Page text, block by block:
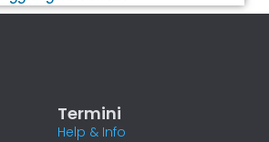
Termini
Help & Info